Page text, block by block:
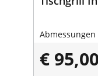
Abmessungen
€ 95,00